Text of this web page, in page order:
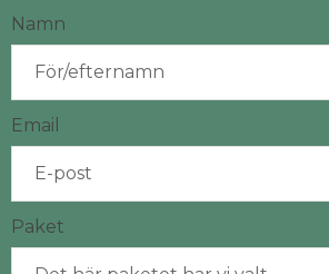
Namn
Email
Paket